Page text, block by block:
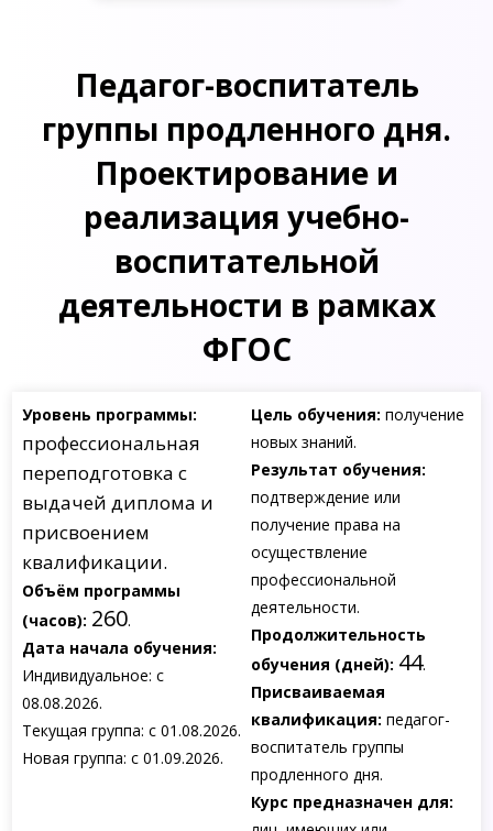
Педагог-воспитатель
группы продленного дня.
Проектирование и
реализация учебно-
воспитательной
деятельности в рамках
ФГОС
Уровень программы:
профессиональная
переподготовка с
выдачей диплома и
присвоением
квалификации.
Объём программы
(часов): 260.
Дата начала обучения:
Индивидуальное: с
08.08.2026.
Текущая группа: с 01.08.2026.
Новая группа: с 01.09.2026.
Цель обучения: получение
новых знаний.
Результат обучения:
подтверждение или
получение права на
осуществление
профессиональной
деятельности.
Продолжительность
обучения (дней): 44.
Присваиваемая
квалификация: педагог-
воспитатель группы
продленного дня.
Курс предназначен для: